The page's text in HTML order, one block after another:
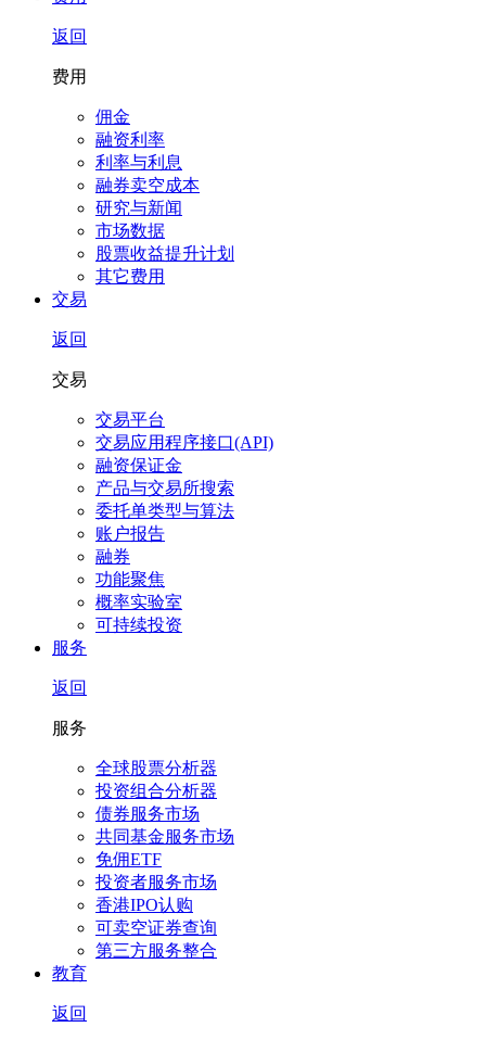
返回
费用
佣金
融资利率
利率与利息
融券卖空成本
研究与新闻
市场数据
股票收益提升计划
其它费用
交易
返回
交易
交易平台
交易应用程序接口(API)
融资保证金
产品与交易所搜索
委托单类型与算法
账户报告
融券
功能聚焦
概率实验室
可持续投资
服务
返回
服务
全球股票分析器
投资组合分析器
债券服务市场
共同基金服务市场
免佣ETF
投资者服务市场
香港IPO认购
可卖空证券查询
第三方服务整合
教育
返回